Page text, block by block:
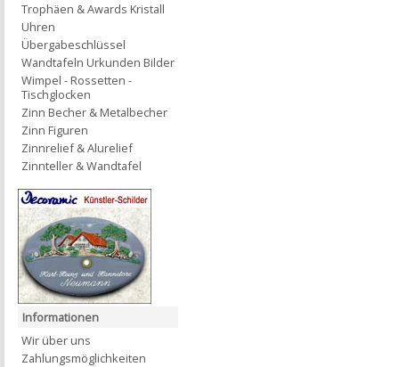
Trophäen & Awards Kristall
Uhren
Übergabeschlüssel
Wandtafeln Urkunden Bilder
Wimpel - Rossetten -
Tischglocken
Zinn Becher & Metalbecher
Zinn Figuren
Zinnrelief & Alurelief
Zinnteller & Wandtafel
Informationen
Wir über uns
Zahlungsmöglichkeiten